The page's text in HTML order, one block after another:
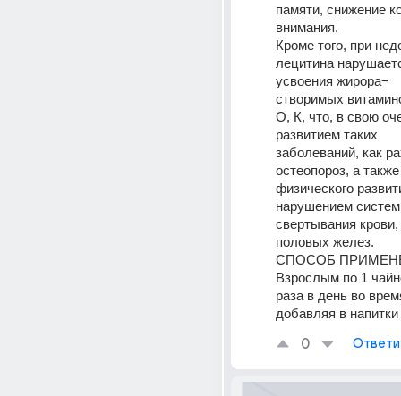
памяти, снижение
внимания.
Кроме того, при
лецитина
усвоения жирора¬
створимых
О, К, что, в свою
развитием таких
заболеваний, как
остеопороз, а
физического
нарушением
свертывания
половых желез.
СПОСОБ
Взрослым по 1
раза в день во
добавляя в
0